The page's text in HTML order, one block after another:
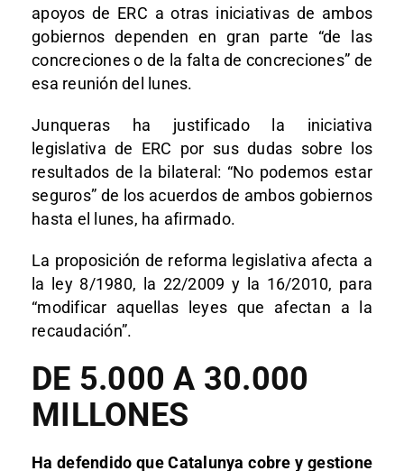
apoyos de ERC a otras iniciativas de ambos
gobiernos dependen en gran parte “de las
concreciones o de la falta de concreciones” de
esa reunión del lunes.
Junqueras ha justificado la iniciativa
legislativa de ERC por sus dudas sobre los
resultados de la bilateral: “No podemos estar
seguros” de los acuerdos de ambos gobiernos
hasta el lunes, ha afirmado.
La proposición de reforma legislativa afecta a
la ley 8/1980, la 22/2009 y la 16/2010, para
“modificar aquellas leyes que afectan a la
recaudación”.
DE 5.000 A 30.000
MILLONES
Ha defendido que Catalunya cobre y gestione